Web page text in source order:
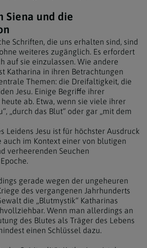
Siena und die
Schriften, die uns erhalten sind, sind
weiteres zugänglich. Es erfordert
auf sie einzulassen. Wie andere
Katharina in ihren Betrachtungen
Themen: die Dreifaltigkeit, die
Jesu. Einige Begriffe ihrer
ab. Etwa, wenn sie viele ihrer
„durch das Blut“ oder gar „mit dem
Leidens Jesu ist für höchster Ausdruck
auch im Kontext einer von blutigen
verheerenden Seuchen
gerade wegen der ungeheuren
des vergangenen Jahrhunderts
die „Blutmystik“ Katharinas
Wenn man allerdings an
des Blutes als Träger des Lebens
einen Schlüssel dazu.